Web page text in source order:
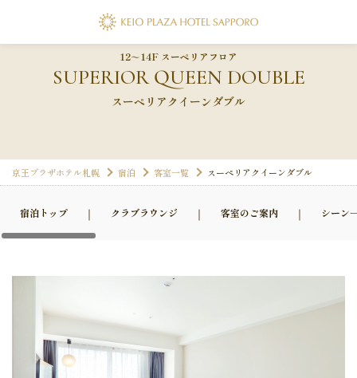
12～14F スーペリアフロア
SUPERIOR QUEEN DOUBLE
スーペリアクイーンダブル
京王プラザホテル札幌 宿泊 客室一覧 スーペリアクイーンダブル
宿泊トップ クラブラウンジ 客室のご案内 シーン
フォーム
代表電話